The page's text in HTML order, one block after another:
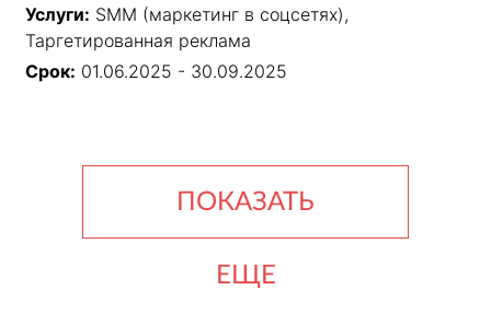
Услуги: SMM (маркетинг в соцсетях),
Таргетированная реклама
Срок: 01.06.2025 - 30.09.2025
ПОКАЗАТЬ
ЕЩЕ